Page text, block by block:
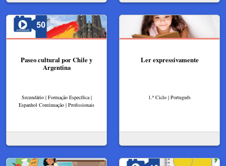
Paseo cultural por Chile y
Argentina
Secundário | Formação Específica |
Espanhol Continuação | Profissionais
Ler expressivamente
1.º Ciclo | Português